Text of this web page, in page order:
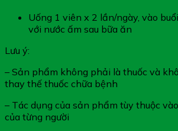
Uống 1 viên x 2 lần/ngày, vào
với nước ấm sau bữa ăn
Lưu ý:
– Sản phẩm không phải là thuốc và
thay thế thuốc chữa bệnh
– Tác dụng của sản phẩm tùy thuộc
của từng người